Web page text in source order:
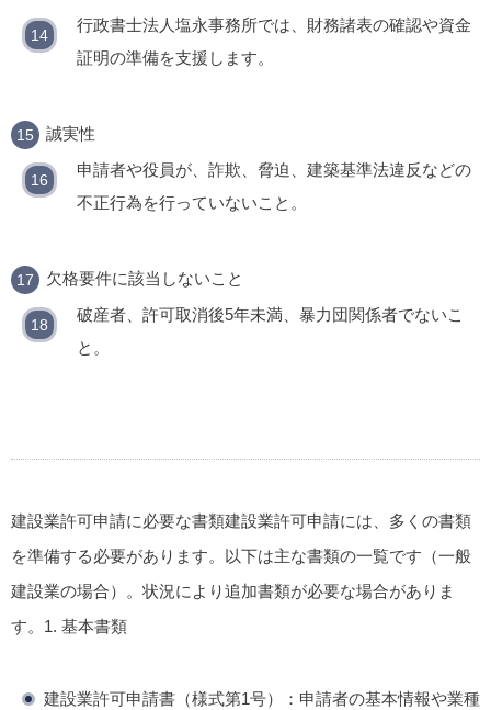
行政書士法人塩永事務所では、財務諸表の確認や資金
証明の準備を支援します。
誠実性
申請者や役員が、詐欺、脅迫、建築基準法違反などの
不正行為を行っていないこと。
欠格要件に該当しないこと
破産者、許可取消後5年未満、暴力団関係者でないこ
と。
建設業許可申請に必要な書類建設業許可申請には、多くの書類
を準備する必要があります。以下は主な書類の一覧です（一般
建設業の場合）。状況により追加書類が必要な場合がありま
す。 1. 基本書類
建設業許可申請書（様式第1号）
：申請者の基本情報や業種